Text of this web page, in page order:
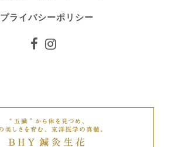
プライバシーポリシー